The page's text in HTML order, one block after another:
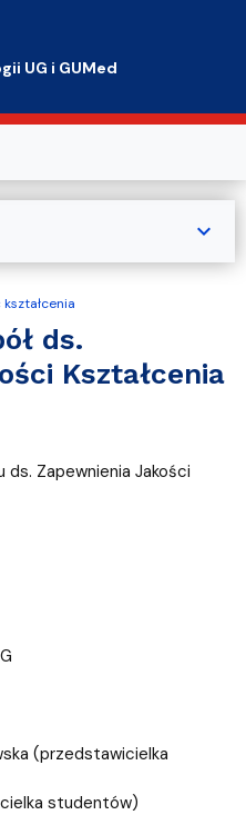
UG i GUMed
ds.
Kształcenia
ds. Zapewnienia Jakości
(przedstawicielka
studentów)
expand_more